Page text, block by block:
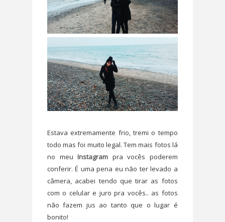
Estava extremamente frio, tremi o tempo
todo mas foi muito legal. Tem mais fotos lá
no meuInstagram pra vocês poderem
conferir. É uma pena eu não ter levado a
câmera, acabei tendo que tirar as fotos
com o celular e juro pra vocês.. as fotos
não fazem jus ao tanto que o lugar é
bonito!